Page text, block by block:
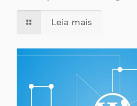
Leia mais